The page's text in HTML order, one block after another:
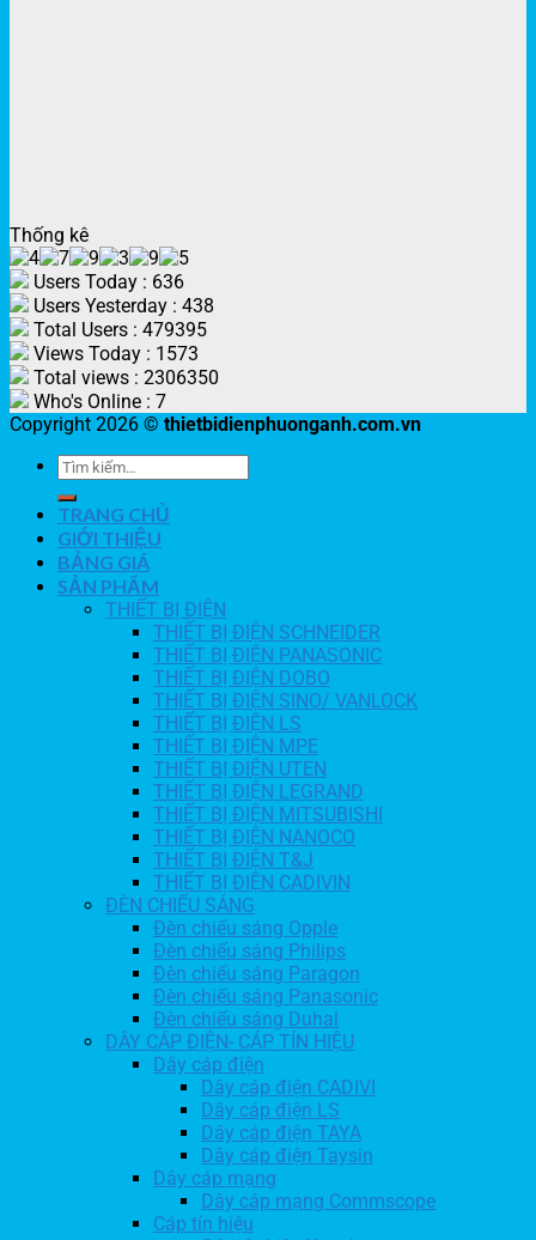
Thống kê
Users Today : 636
Users Yesterday : 438
Total Users : 479395
Views Today : 1573
Total views : 2306350
Who's Online : 7
Copyright 2026 © thietbidienphuonganh.com.vn
TRANG CHỦ
GIỚI THIỆU
BẢNG GIÁ
SẢN PHẨM
THIẾT BỊ ĐIỆN
THIẾT BỊ ĐIỆN SCHNEIDER
THIẾT BỊ ĐIỆN PANASONIC
THIẾT BỊ ĐIỆN DOBO
THIẾT BỊ ĐIỆN SINO/ VANLOCK
THIẾT BỊ ĐIỆN LS
THIẾT BỊ ĐIỆN MPE
THIẾT BỊ ĐIỆN UTEN
THIẾT BỊ ĐIỆN LEGRAND
THIẾT BỊ ĐIỆN MITSUBISHI
THIẾT BỊ ĐIỆN NANOCO
THIẾT BỊ ĐIỆN T&J
THIẾT BỊ ĐIỆN CADIVIN
ĐÈN CHIẾU SÁNG
Đèn chiếu sáng Opple
Đèn chiếu sáng Philips
Đèn chiếu sáng Paragon
Đèn chiếu sáng Panasonic
Đèn chiếu sáng Duhal
DÂY CÁP ĐIỆN- CÁP TÍN HIỆU
Dây cáp điện
Dây cáp điện CADIVI
Dây cáp điện LS
Dây cáp điện TAYA
Dây cáp điện Taysin
Dây cáp mạng
Dây cáp mạng Commscope
Cáp tín hiệu